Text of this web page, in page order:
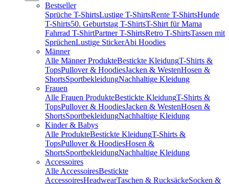
Bestseller
Sprüche T-ShirtsLustige T-ShirtsRente T-ShirtsHunde
T-Shirts50. Geburtstag T-ShirtsT-Shirt für Mama
Fahrrad T-ShirtPartner T-ShirtsRetro T-ShirtsTassen mit
SprüchenLustige StickerAbi Hoodies
Männer
Alle Männer ProdukteBestickte KleidungT-Shirts &
TopsPullover & HoodiesJacken & WestenHosen &
ShortsSportbekleidungNachhaltige Kleidung
Frauen
Alle Frauen ProdukteBestickte KleidungT-Shirts &
TopsPullover & HoodiesJacken & WestenHosen &
ShortsSportbekleidungNachhaltige Kleidung
Kinder & Babys
Alle ProdukteBestickte KleidungT-Shirts &
TopsPullover & HoodiesHosen &
ShortsSportbekleidungNachhaltige Kleidung
Accessoires
Alle AccessoiresBestickte
AccessoiresHeadwearTaschen & RucksäckeSocken &